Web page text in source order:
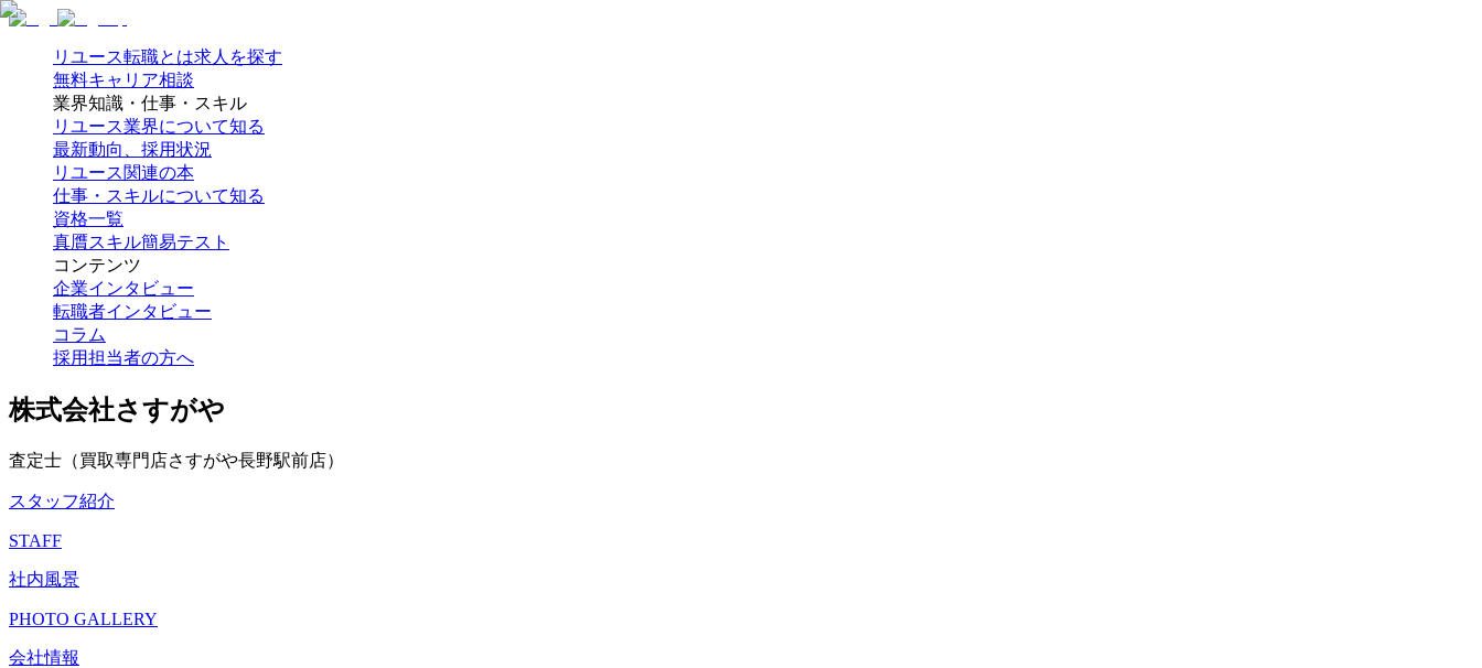
リユース転職とは求人を探す
無料キャリア相談
業界知識・仕事・スキル
リユース業界について知る
最新動向、採用状況
リユース関連の本
仕事・スキルについて知る
資格一覧
真贋スキル簡易テスト
コンテンツ
企業インタビュー
転職者インタビュー
コラム
採用担当者の方へ
株式会社さすがや
査定士（買取専門店さすがや長野駅前店）
スタッフ紹介
STAFF
社内風景
PHOTO GALLERY
会社情報